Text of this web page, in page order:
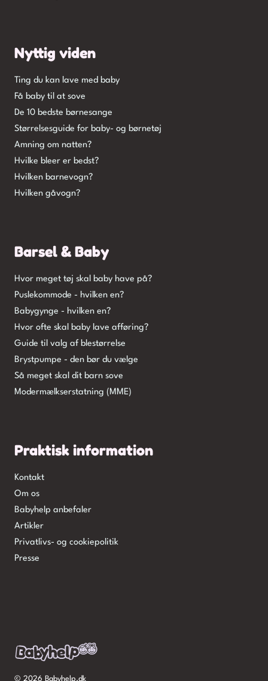
Nyttig viden
Ting du kan lave med baby
Få baby til at sove
De 10 bedste børnesange
Størrelsesguide for baby- og børnetøj
Amning om natten?
Hvilke bleer er bedst?
Hvilken barnevogn?
Hvilken gåvogn?
Barsel & Baby
Hvor meget tøj skal baby have på?
Puslekommode - hvilken en?
Babygynge - hvilken en?
Hvor ofte skal baby lave afføring?
Guide til valg af blestørrelse
Brystpumpe - den bør du vælge
Så meget skal dit barn sove
Modermælkserstatning (MME)
Praktisk information
Kontakt
Om os
Babyhelp anbefaler
Artikler
Privatlivs- og cookiepolitik
Presse
© 2026 Babyhelp.dk